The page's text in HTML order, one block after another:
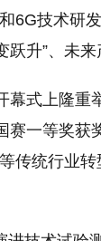
6G技术研
升”、未来
幕式上隆
一等奖获
传统行业